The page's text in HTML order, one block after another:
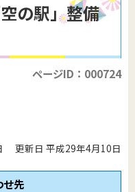
の駅」整備
ページID：000724
更新日 平成29年4月10日
せ先